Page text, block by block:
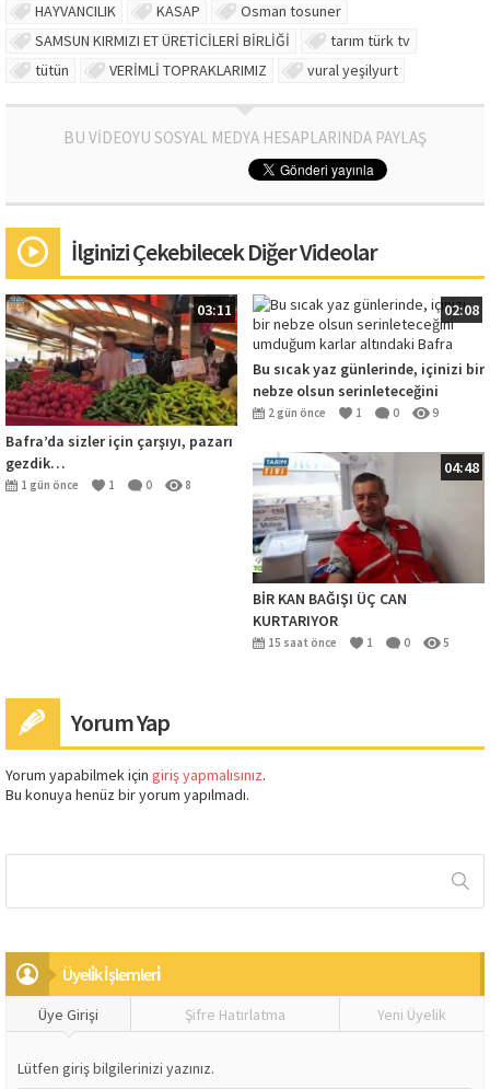
HAYVANCILIK
KASAP
Osman tosuner
SAMSUN KIRMIZI ET ÜRETİCİLERİ BİRLİĞİ
tarım türk tv
tütün
VERİMLİ TOPRAKLARIMIZ vural yeşilyurt
BU VİDEOYU SOSYAL MEDYA HESAPLARINDA PAYLAŞ
İlginizi Çekebilecek Diğer Videolar
03:11
Bafra’da sizler için çarşıyı, pazarı
gezdik…
1 gün önce 1 0 8
02:08
Bu sıcak yaz günlerinde, içinizi bir
nebze olsun serinleteceğini
umduğum karlar altındaki Bafra
2 gün önce 1 0 9
04:48
BİR KAN BAĞIŞI ÜÇ CAN
KURTARIYOR
15 saat önce 1 0 5
Yorum Yap
Yorum yapabilmek için giriş yapmalısınız.
Bu konuya henüz bir yorum yapılmadı.
Üyeli̇k İşlemleri̇
Üye Girişi Şifre Hatırlatma Yeni Üyelik
Lütfen giriş bilgilerinizi yazınız.